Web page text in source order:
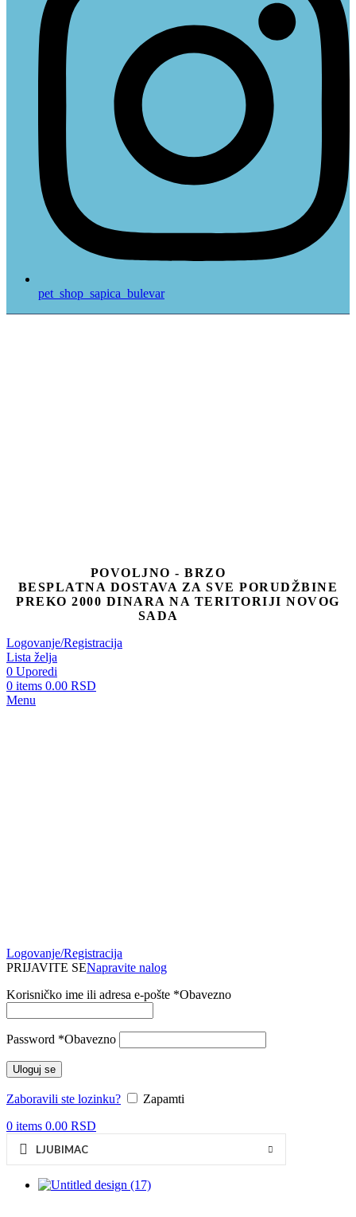
pet_shop_sapica_bulevar
POVOLJNO - BRZO
BESPLATNA DOSTAVA ZA SVE PORUDŽBINE
PREKO 2000 DINARA NA TERITORIJI NOVOG
SADA
Logovanje/Registracija
Lista želja
0 Uporedi
0 items 0.00 RSD
Menu
Logovanje/Registracija
PRIJAVITE SENapravite nalog
Korisničko ime ili adresa e-pošte *Obavezno
Password *Obavezno
Uloguj se
Zaboravili ste lozinku?
Zapamti
0 items 0.00 RSD
LJUBIMAC